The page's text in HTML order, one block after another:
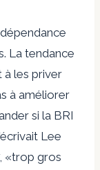
La tendance
à les priver
à améliorer
si la BRI
Lee
«trop gros